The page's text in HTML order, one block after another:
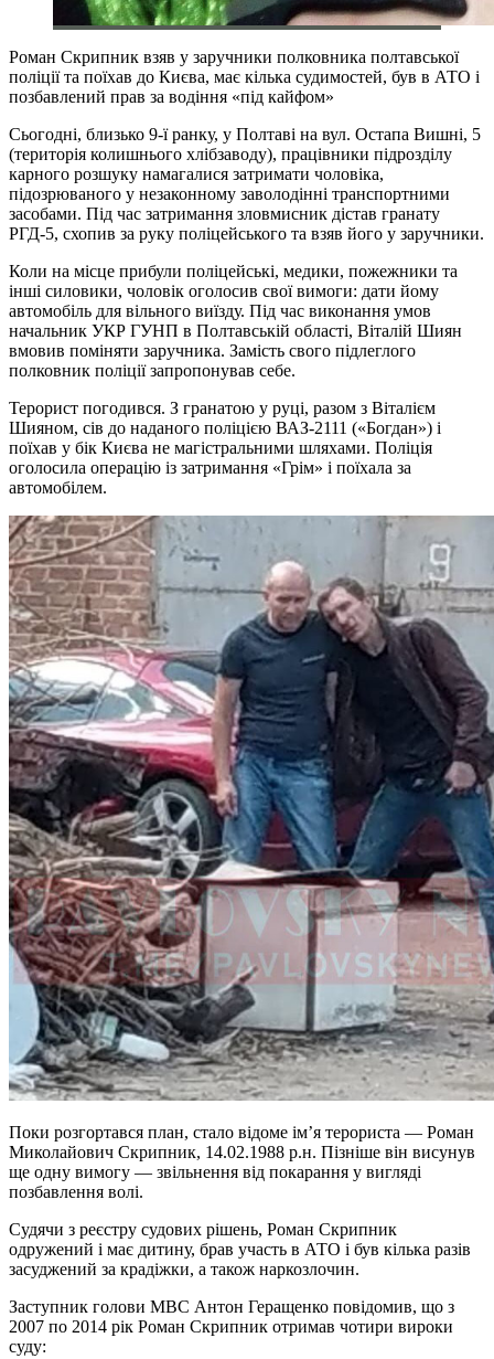
Роман Скрипник взяв у заручники полковника полтавської
поліції та поїхав до Києва, має кілька судимостей, був в АТО і
позбавлений прав за водіння «під кайфом»
Сьогодні, близько 9-ї ранку, у Полтаві на вул. Остапа Вишні, 5
(територія колишнього хлібзаводу), працівники підрозділу
карного розшуку намагалися затримати чоловіка,
підозрюваного у незаконному заволодінні транспортними
засобами. Під час затримання зловмисник дістав гранату
РГД-5, схопив за руку поліцейського та взяв його у заручники.
Коли на місце прибули поліцейські, медики, пожежники та
інші силовики, чоловік оголосив свої вимоги: дати йому
автомобіль для вільного виїзду. Під час виконання умов
начальник УКР ГУНП в Полтавській області, Віталій Шиян
вмовив поміняти заручника. Замість свого підлеглого
полковник поліції запропонував себе.
Терорист погодився. З гранатою у руці, разом з Віталієм
Шияном, сів до наданого поліцією ВАЗ-2111 («Богдан») і
поїхав у бік Києва не магістральними шляхами. Поліція
оголосила операцію із затримання «Грім» і поїхала за
автомобілем.
Поки розгортався план, стало відоме ім’я терориста — Роман
Миколайович Скрипник, 14.02.1988 р.н. Пізніше він висунув
ще одну вимогу — звільнення від покарання у вигляді
позбавлення волі.
Судячи з реєстру судових рішень, Роман Скрипник
одружений і має дитину, брав участь в АТО і був кілька разів
засуджений за крадіжки, а також наркозлочин.
Заступник голови МВС Антон Геращенко повідомив, що з
2007 по 2014 рік Роман Скрипник отримав чотири вироки
суду: